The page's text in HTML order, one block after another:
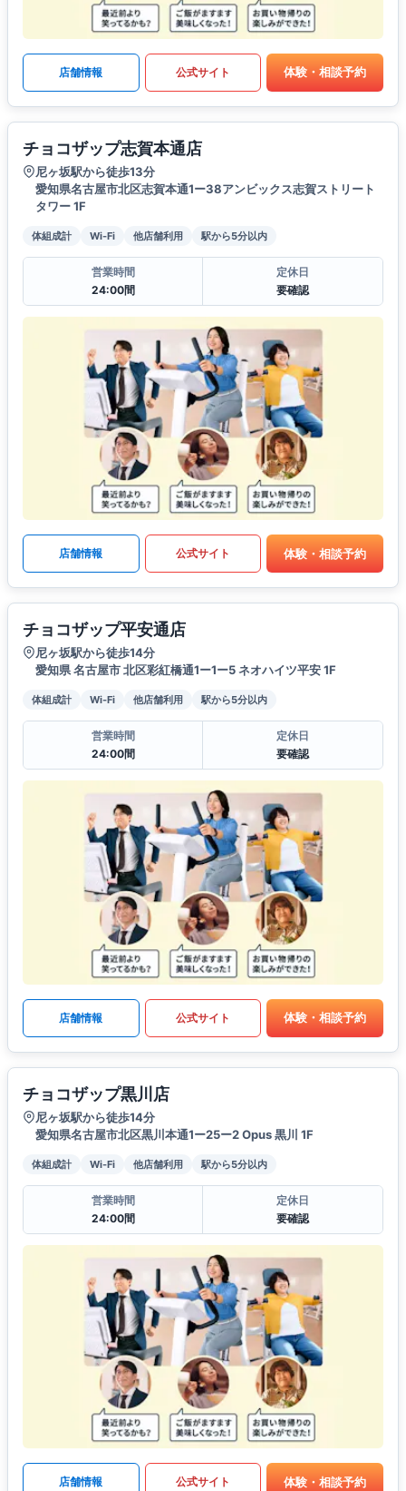
店舗情報 公式サイト 体験・相談予約
チョコザップ志賀本通店
尼ヶ坂駅から徒歩13分
愛知県名古屋市北区志賀本通1ー38アンビックス志賀ストリート
タワー 1F
体組成計 Wi-Fi 他店舗利用 駅から5分以内
営業時間
24:00間
定休日
要確認
店舗情報 公式サイト 体験・相談予約
チョコザップ平安通店
尼ヶ坂駅から徒歩14分
愛知県 名古屋市 北区彩紅橋通1ー1ー5 ネオハイツ平安 1F
体組成計 Wi-Fi 他店舗利用 駅から5分以内
営業時間
24:00間
定休日
要確認
店舗情報 公式サイト 体験・相談予約
チョコザップ黒川店
尼ヶ坂駅から徒歩14分
愛知県名古屋市北区黒川本通1ー25ー2 Opus 黒川 1F
体組成計 Wi-Fi 他店舗利用 駅から5分以内
営業時間
24:00間
定休日
要確認
店舗情報 公式サイト 体験・相談予約